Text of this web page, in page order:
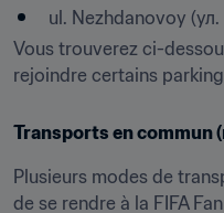
ul. Nezhdanovoy
Vous trouverez ci-
rejoindre certains
Transports en commun
Plusieurs modes de
de se rendre à la FIFA